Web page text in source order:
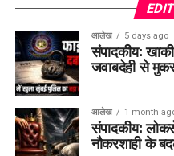
आलेख 5 days ago
संपादकीय:
जवाबदेही से
आलेख 1 month
संपादकीय:
नौकरशाही के